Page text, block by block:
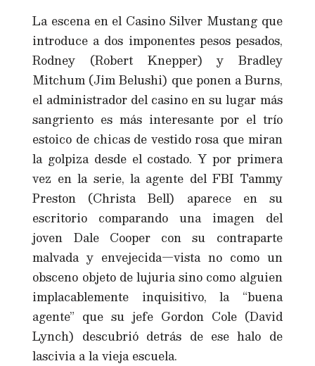
La escena en el Casino Silver Mustang que
introduce a dos imponentes pesos pesados,
Rodney (Robert Knepper) y Bradley
Mitchum (Jim Belushi) que ponen a Burns,
el administrador del casino en su lugar más
sangriento es más interesante por el trío
estoico de chicas de vestido rosa que miran
la golpiza desde el costado. Y por primera
vez en la serie, la agente del FBI Tammy
Preston (Christa Bell) aparece en su
escritorio comparando una imagen del
joven Dale Cooper con su contraparte
malvada y envejecida—vista no como un
obsceno objeto de lujuria sino como alguien
implacablemente inquisitivo, la “buena
agente” que su jefe Gordon Cole (David
Lynch) descubrió detrás de ese halo de
lascivia a la vieja escuela.